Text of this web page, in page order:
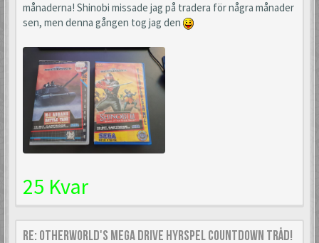
månaderna! Shinobi missade jag på tradera för några månader
sen, men denna gången tog jag den
25 Kvar
Re: Otherworld's Mega Drive Hyrspel Countdown Tråd!